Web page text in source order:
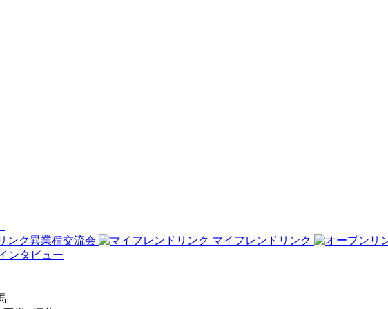
ンク異業種交流会
マイフレンドリンク
ンタビュー